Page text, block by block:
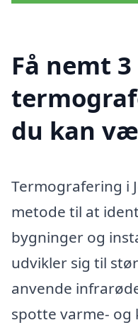
Få nemt
du kan
Termografering i
metode til at
bygninger og
udvikler sig til
anvende
spotte varme- og